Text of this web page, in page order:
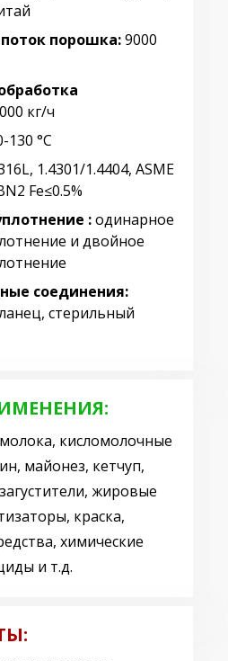
порошка:9000
кг/ч
130 °C
1.4301/1.4404, ASME
Fe≤0.5%
:одинарное
и двойное
соединения:
стерильный
кисломолочные
майонез, кетчуп,
жировые
краска,
химические
и т.д.